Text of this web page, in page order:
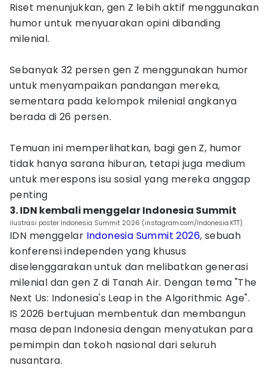
Riset menunjukkan, gen Z lebih aktif menggunakan
humor untuk menyuarakan opini dibanding
milenial.
Sebanyak 32 persen gen Z menggunakan humor
untuk menyampaikan pandangan mereka,
sementara pada kelompok milenial angkanya
berada di 26 persen.
Temuan ini memperlihatkan, bagi gen Z, humor
tidak hanya sarana hiburan, tetapi juga medium
untuk merespons isu sosial yang mereka anggap
penting
3. IDN kembali menggelar Indonesia Summit
ilustrasi poster Indonesia Summit 2026 (instagram.com/Indonesia.KTT)
IDN menggelar Indonesia Summit 2026, sebuah
konferensi independen yang khusus
diselenggarakan untuk dan melibatkan generasi
milenial dan gen Z di Tanah Air. Dengan tema "The
Next Us: Indonesia's Leap in the Algorithmic Age".
IS 2026 bertujuan membentuk dan membangun
masa depan Indonesia dengan menyatukan para
pemimpin dan tokoh nasional dari seluruh
nusantara.